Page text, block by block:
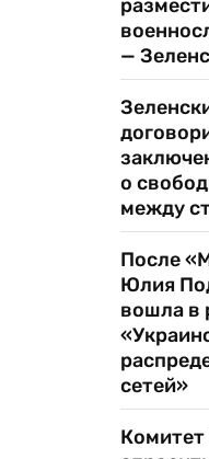
—
о
между
После
Юлия
вошла в
сетей»
Комитет